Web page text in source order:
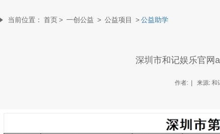
当前位置： 首页> 一创公益 > 公益项目 >公益助学
深圳市和记娱乐官网
作者: | 来源: 和